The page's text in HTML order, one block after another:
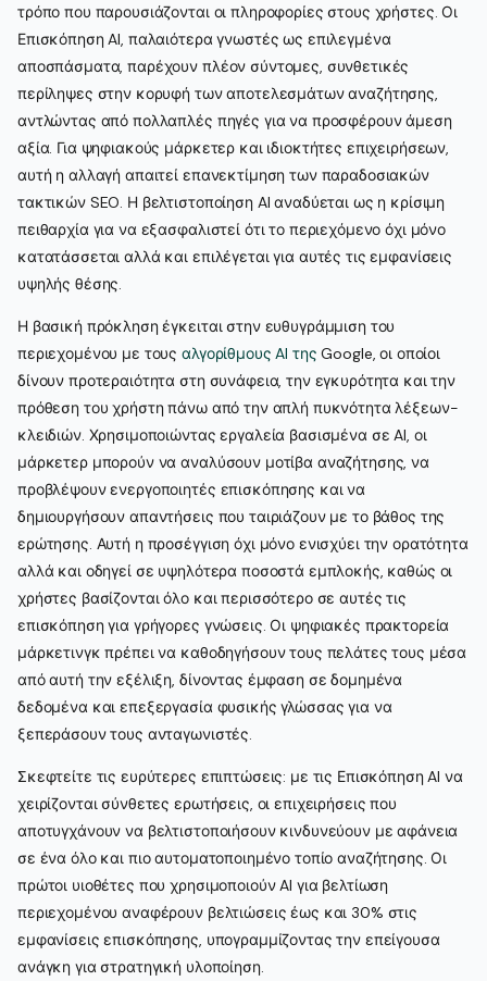
τρόπο που παρουσιάζονται οι πληροφορίες στους χρήστες. Οι
Επισκόπηση AI, παλαιότερα γνωστές ως επιλεγμένα
αποσπάσματα, παρέχουν πλέον σύντομες, συνθετικές
περίληψες στην κορυφή των αποτελεσμάτων αναζήτησης,
αντλώντας από πολλαπλές πηγές για να προσφέρουν άμεση
αξία. Για ψηφιακούς μάρκετερ και ιδιοκτήτες επιχειρήσεων,
αυτή η αλλαγή απαιτεί επανεκτίμηση των παραδοσιακών
τακτικών SEO. Η βελτιστοποίηση AI αναδύεται ως η κρίσιμη
πειθαρχία για να εξασφαλιστεί ότι το περιεχόμενο όχι μόνο
κατατάσσεται αλλά και επιλέγεται για αυτές τις εμφανίσεις
υψηλής θέσης.
Η βασική πρόκληση έγκειται στην ευθυγράμμιση του
περιεχομένου με τουςαλγορίθμους AI της Google, οι οποίοι
δίνουν προτεραιότητα στη συνάφεια, την εγκυρότητα και την
πρόθεση του χρήστη πάνω από την απλή πυκνότητα λέξεων-
κλειδιών. Χρησιμοποιώντας εργαλεία βασισμένα σε AI, οι
μάρκετερ μπορούν να αναλύσουν μοτίβα αναζήτησης, να
προβλέψουν ενεργοποιητές επισκόπησης και να
δημιουργήσουν απαντήσεις που ταιριάζουν με το βάθος της
ερώτησης. Αυτή η προσέγγιση όχι μόνο ενισχύει την ορατότητα
αλλά και οδηγεί σε υψηλότερα ποσοστά εμπλοκής, καθώς οι
χρήστες βασίζονται όλο και περισσότερο σε αυτές τις
επισκόπηση για γρήγορες γνώσεις. Οι ψηφιακές πρακτορεία
μάρκετινγκ πρέπει να καθοδηγήσουν τους πελάτες τους μέσα
από αυτή την εξέλιξη, δίνοντας έμφαση σε δομημένα
δεδομένα και επεξεργασία φυσικής γλώσσας για να
ξεπεράσουν τους ανταγωνιστές.
Σκεφτείτε τις ευρύτερες επιπτώσεις: με τις Επισκόπηση AI να
χειρίζονται σύνθετες ερωτήσεις, οι επιχειρήσεις που
αποτυγχάνουν να βελτιστοποιήσουν κινδυνεύουν με αφάνεια
σε ένα όλο και πιο αυτοματοποιημένο τοπίο αναζήτησης. Οι
πρώτοι υιοθέτες που χρησιμοποιούν AI για βελτίωση
περιεχομένου αναφέρουν βελτιώσεις έως και 30% στις
εμφανίσεις επισκόπησης, υπογραμμίζοντας την επείγουσα
ανάγκη για στρατηγική υλοποίηση.